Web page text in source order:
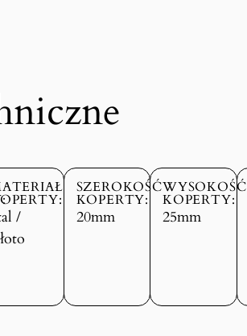
/
SZEROKOŚĆ
KOPERTY:
20mm
WYSOKOŚĆ
KOPERTY:
25mm